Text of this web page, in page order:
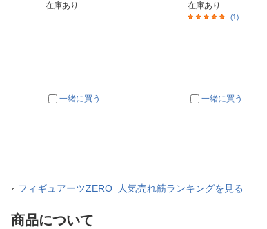
在庫あり
一緒に買う
在庫あり
(1)
一緒に買う
フィギュアーツZERO 人気売れ筋ランキングを見る
商品について